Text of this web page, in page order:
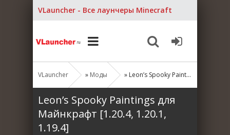
VLauncher - Все лаунчеры Minecraft
VLauncher » Моды » Leon’s Spooky Paintings для Майнкрафт [1.20.4, 1.20.1, 1.19.4]
Leon’s Spooky Paintings для
Майнкрафт [1.20.4, 1.20.1,
1.19.4]